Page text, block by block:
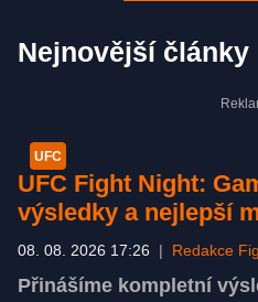
Nejnovější články
UFC
UFC Fight Night:
výsledky a nejlepší
08. 08. 2026 17:26 Redakce
Přinášíme kompletní